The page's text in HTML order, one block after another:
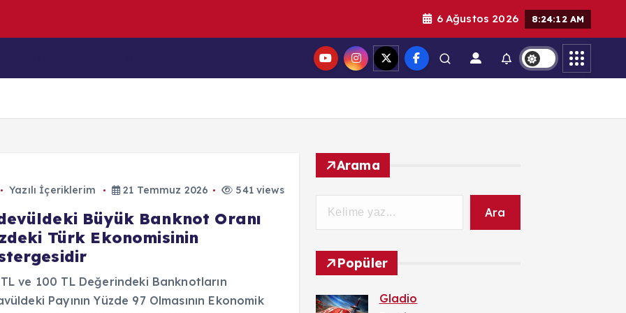
6 Ağustos 2026 8:24:14 AM
Yazılı İçeriklerim 21 Temmuz 2026 541 views
Büyük Banknot Oranı
Türk Ekonomisinin
ve 100 TL Değerindeki Banknotların
Payının Yüzde 97 Olmasının Ekonomik
Arama
Ara
Popüler
Gladio